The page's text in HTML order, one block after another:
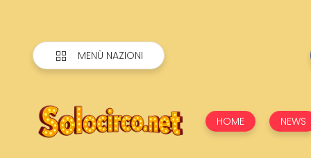
MENÙ NAZIONI
HOME NEWS